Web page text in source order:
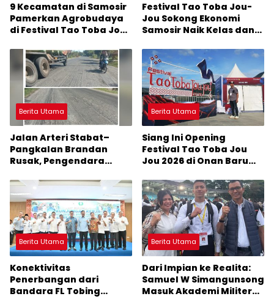
9 Kecamatan di Samosir
Pamerkan Agrobudaya
di Festival Tao Toba Jou-
Produk Lokal agar
Terkenal
Festival Tao Toba Jou-
Jou Sokong Ekonomi
Samosir Naik Kelas dan
Sumber Pertumbuhan
Ekonomi Baru
Berita Utama
Jalan Arteri Stabat–
Pangkalan Brandan
Rusak, Pengendara
Berita Utama
Siang Ini Opening
Festival Tao Toba Jou
Jou 2026 di Onan Baru
Dihibur Marsada Band
Berita Utama
Konektivitas
Penerbangan dari
Bandara FL Tobing
Berita Utama
Dari Impian ke Realita:
Samuel W Simangunsong
Masuk Akademi Militer